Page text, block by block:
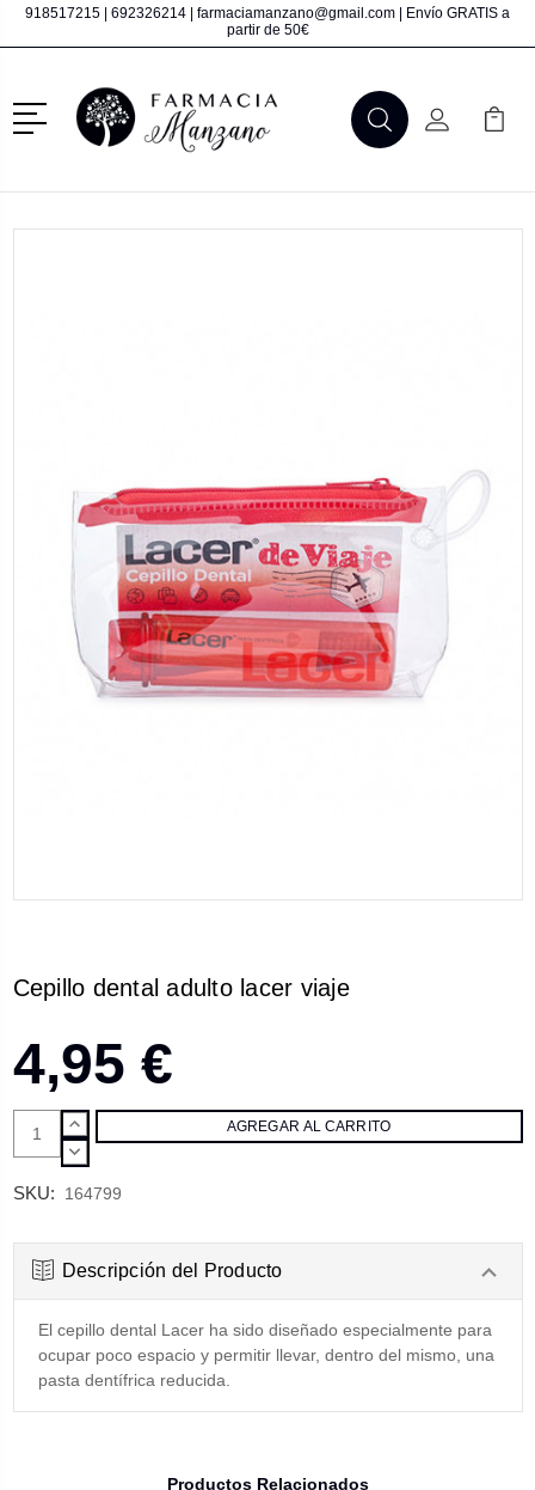
918517215 692326214 farmaciamanzano@gmail.com | Envío GRATIS a
partir de 50€
Menú
BuscarMi Cuenta
Mi
Cepillo dental adulto lacer viaje
4,95 €
AUMENTAR
CANTIDAD:
DISMINUIR
SKU: 164799
Descripción del Producto
El cepillo dental Lacer ha sido diseñado especialmente para
ocupar poco espacio y permitir llevar, dentro del mismo, una
pasta dentífrica reducida.
Productos Relacionados